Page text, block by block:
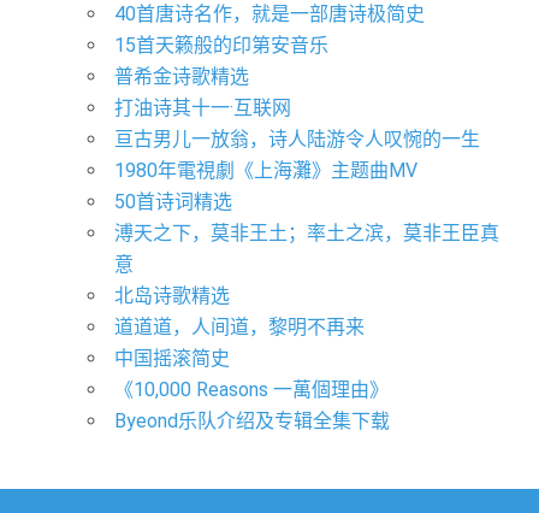
40首唐诗名作，就是一部唐诗极简史
15首天籁般的印第安音乐
普希金诗歌精选
打油诗其十一·互联网
亘古男儿一放翁，诗人陆游令人叹惋的一生
1980年電視劇《上海灘》主题曲MV
50首诗词精选
溥天之下，莫非王土；率土之滨，莫非王臣真
意
北岛诗歌精选
道道道，人间道，黎明不再来
中国摇滚简史
《10,000 Reasons 一萬個理由》
Byeond乐队介绍及专辑全集下载